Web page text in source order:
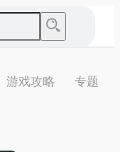
游戏攻略 专题